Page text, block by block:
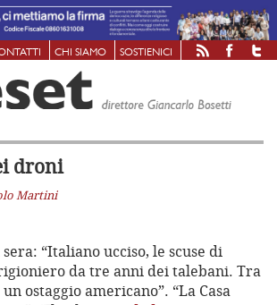
CHI SIAMO SOSTIENICI
droni
Martini
“Italiano ucciso, le scuse di
da tre anni dei talebani. Tra
ostaggio americano”. “La Casa